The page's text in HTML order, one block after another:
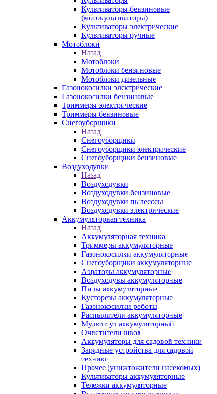
Культиваторы бензиновые
(мотокультиваторы)
Культиваторы электрические
Культиваторы ручные
Мотоблоки
Назад
Мотоблоки
Мотоблоки бензиновые
Мотоблоки дизельные
Газонокосилки электрические
Газонокосилки бензиновые
Триммеры электрические
Триммеры бензиновые
Снегоуборщики
Назад
Снегоуборщики
Снегоуборщики электрические
Снегоуборщики бензиновые
Воздуходувки
Назад
Воздуходувки
Воздуходувки бензиновые
Воздуходувки пылесосы
Воздуходувки электрические
Аккумуляторная техника
Назад
Аккумуляторная техника
Триммеры аккумуляторные
Газонокосилки аккумуляторные
Снегоуборщики аккумуляторные
Аэраторы аккумуляторные
Воздуходувы аккумуляторные
Пилы аккумуляторные
Кусторезы аккумуляторные
Газонокосилки роботы
Распылители аккумуляторные
Мультитул аккумуляторный
Очистители швов
Аккумуляторы для садовой техники
Зарядные устройства для садовой
техники
Прочее (унижтожители насекомых)
Культиваторы аккумуляторные
Тележки аккумуляторные